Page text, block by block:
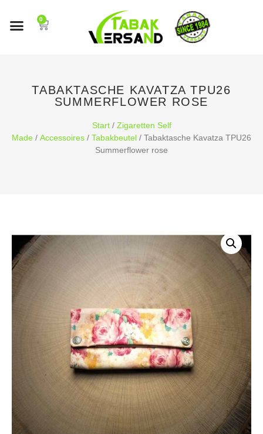
0
TABAKTASCHE KAVATZA TPU26
SUMMERFLOWER ROSE
Start/ Zigaretten Self
Made / Accessoires / Tabakbeutel / Tabaktasche Kavatza TPU26
Summerflower rose